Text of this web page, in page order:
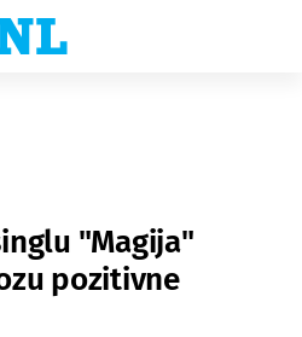
"Magija"
pozitivne